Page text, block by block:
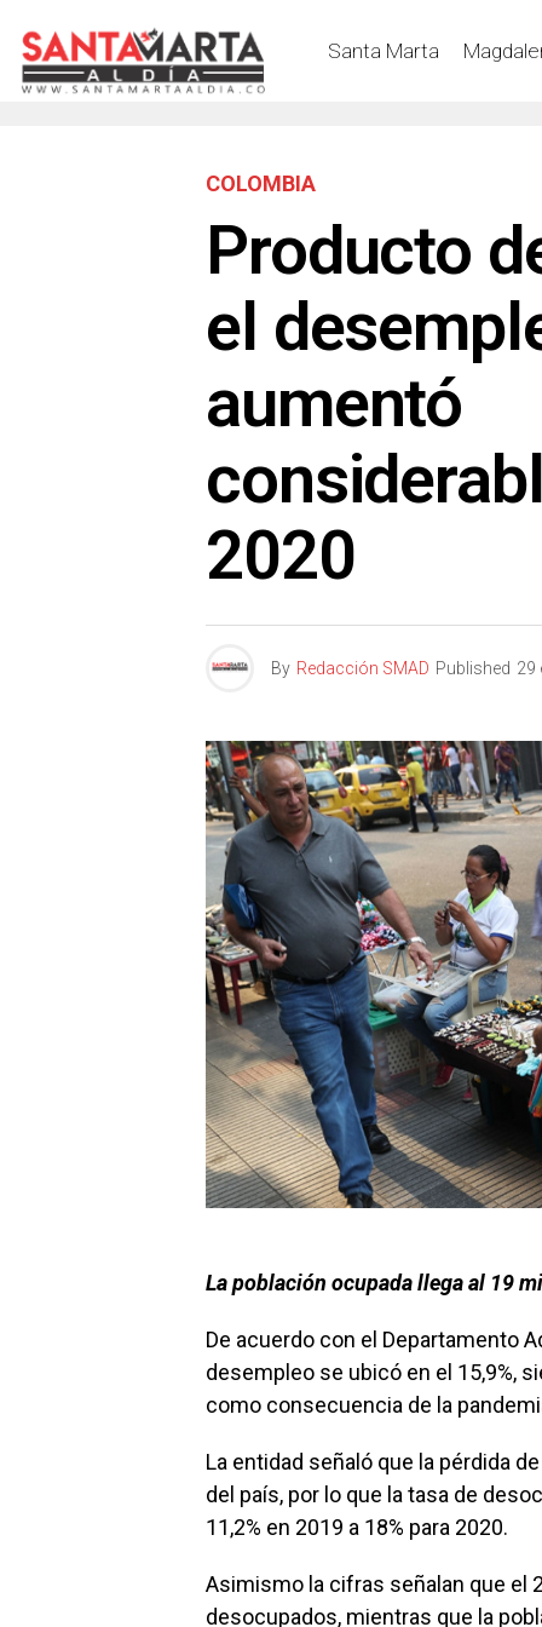
Santa Marta
COLOMBIA
Producto
el
aumentó
2020
By Redacción SMAD Published 29
La población ocupada llega al 19
De acuerdo con el Departamento
desempleo se ubicó en el 15,9%,
como consecuencia de la
La entidad señaló que la pérdida
del país, por lo que la tasa de
11,2% en 2019 a 18% para 2020.
Asimismo la cifras señalan que el
desocupados, mientras que la